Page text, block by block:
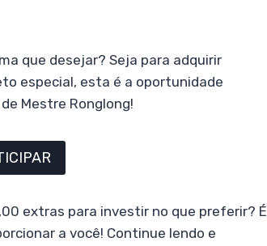
que desejar? Seja para adquirir
especial, esta é a oportunidade
Mestre Ronglong!
extras para investir no que preferir? É
a você! Continue lendo e